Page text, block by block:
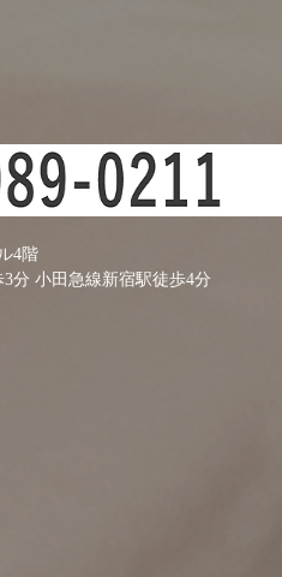
4階
分 小田急線新宿駅徒歩4分